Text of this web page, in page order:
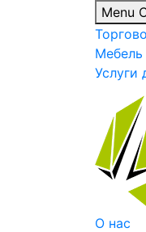
Menu
Услуги
О нас